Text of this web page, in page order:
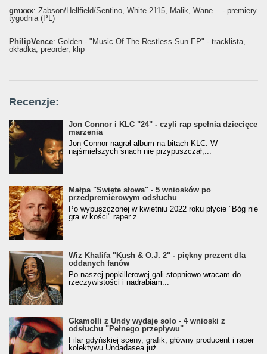
gmxxx: Żabson/Hellfield/Sentino, White 2115, Malik, Wane... - premiery
tygodnia (PL)
PhilipVence: Golden - "Music Of The Restless Sun EP" - tracklista,
okładka, preorder, klip
Recenzje:
Jon Connor i KLC "24" - czyli rap spełnia dziecięce
marzenia
Jon Connor nagrał album na bitach KLC. W
najśmielszych snach nie przypuszczał,...
Małpa "Święte słowa" - 5 wniosków po
przedpremierowym odsłuchu
Po wypuszczonej w kwietniu 2022 roku płycie "Bóg nie
gra w kości" raper z...
Wiz Khalifa "Kush & O.J. 2" - piękny prezent dla
oddanych fanów
Po naszej popkillerowej gali stopniowo wracam do
rzeczywistości i nadrabiam...
Gkamolli z Undy wydaje solo - 4 wnioski z
odsłuchu "Pełnego przepływu"
Filar gdyńskiej sceny, grafik, główny producent i raper
kolektywu Undadasea już...